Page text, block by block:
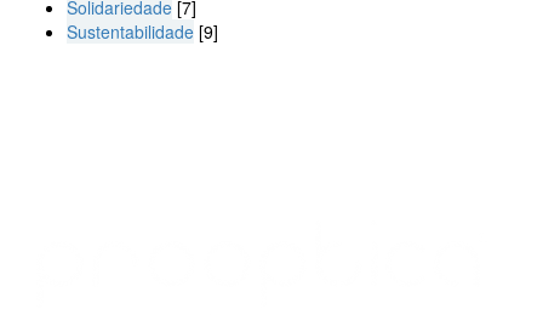
Solidariedade [7]
Sustentabilidade [9]